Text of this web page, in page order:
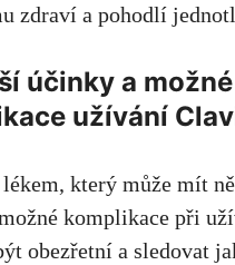
zdraví a pohodlí
účinky a možné
užívání
který může mít
komplikace při
obezřetní a sledovat